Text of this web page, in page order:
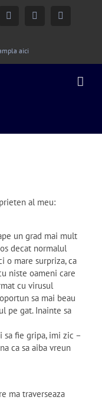
Linkedin
aici
al meu:
un grad mai mult
decat normalul
o mare surpriza, ca
niste oameni care
cu virusul
sa mai beau
pe gat. Inainte sa
sa fie gripa, imi zic –
ca sa aiba vreun
ma traverseaza